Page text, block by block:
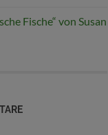
Fische“ von Susan